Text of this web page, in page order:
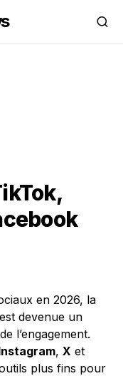
en 2026, la
devenue un
l’engagement.
, X et
plus fins pour